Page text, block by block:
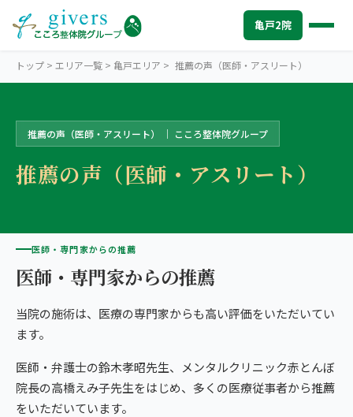
亀戸2院
KAMEIDO 亀戸エリアトップ
STORES 亀戸2院から探す
世界のこころ整体院 亀戸北口院
2院の比較・選び方
腰痛
頭痛・偏頭痛
ぎっくり腰
INFO 亀戸エリアの情報
初めての方へ
料金
よくある質問
TRUST 信頼の根拠
お客様の声
メディア掲載
ABOUT US
研究・論文
亀戸2院から予約する
トップ > エリア一覧 > 亀戸エリア > 推薦の声（医師・アスリート）
推薦の声（医師・アスリート） ｜ こころ整体院グループ
推薦の声（医師・アスリート）
医師・専門家からの推薦
医師・専門家からの推薦
当院の施術は、医療の専門家からも高い評価をいただいてい
ます。
医師・弁護士の鈴木孝昭先生、メンタルクリニック赤とんぼ
院長の高橋えみ子先生をはじめ、多くの医療従事者から推薦
をいただいています。